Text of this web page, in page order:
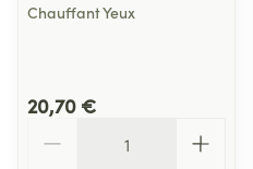
Chauffant Yeux
20,70 €